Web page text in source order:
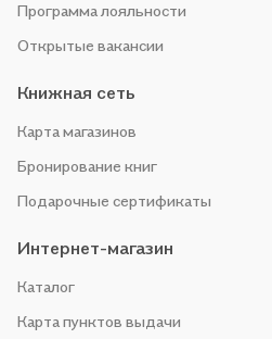
Программа лояльности
Открытые вакансии
Книжная сеть
Карта магазинов
Бронирование книг
Подарочные сертификаты
Интернет-магазин
Каталог
Карта пунктов выдачи